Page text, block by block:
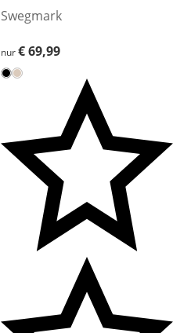
Swegmark
€ 69,99
nur€ 69,99